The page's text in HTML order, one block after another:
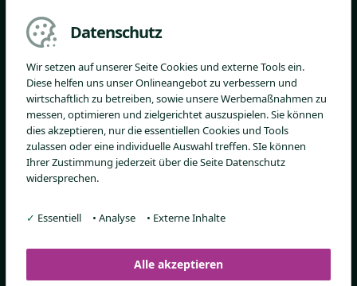
Fachkreise
Verordnungsempfehlung
Ärztestudien
Bezugsquellen
Datenschutz
Wir setzen auf unserer Seite Cookies und externe Tools ein.
Diese helfen uns unser Onlineangebot zu verbessern und
wirtschaftlich zu betreiben, sowie unsere Werbemaßnahmen zu
messen, optimieren und zielgerichtet auszuspielen. Sie können
dies akzeptieren, nur die essentiellen Cookies und Tools
zulassen oder eine individuelle Auswahl treffen. SIe können
Ihrer Zustimmung jederzeit über die Seite Datenschutz
widersprechen.
✓ Essentiell • Analyse • Externe Inhalte
Alle akzeptieren